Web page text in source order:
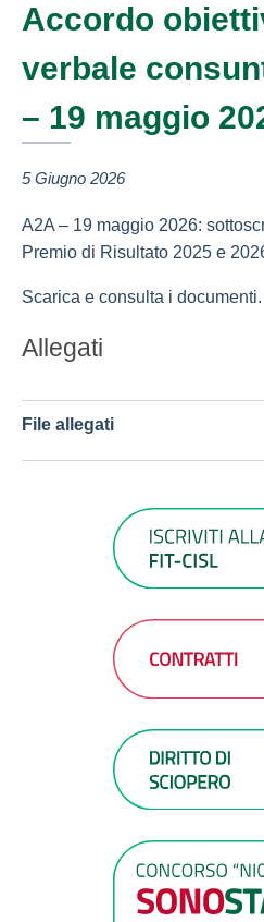
Accordo
verbale
– 19 maggio
5 Giugno 2026
A2A – 19 maggio 2026:
Premio di Risultato 2025 e
Scarica e consulta i documenti.
Allegati
File allegati